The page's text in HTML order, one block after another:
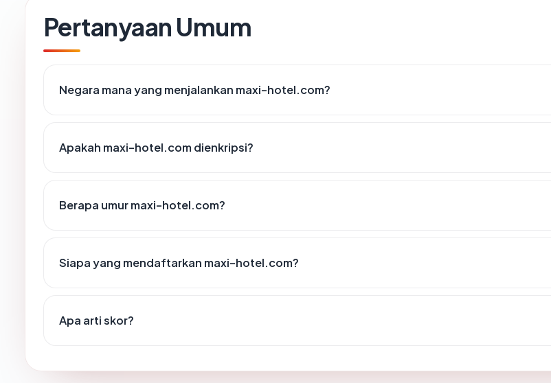
Pertanyaan Umum
Negara mana yang menjalankan maxi-hotel.com?
Apakah maxi-hotel.com dienkripsi?
Berapa umur maxi-hotel.com?
Siapa yang mendaftarkan maxi-hotel.com?
Apa arti skor?